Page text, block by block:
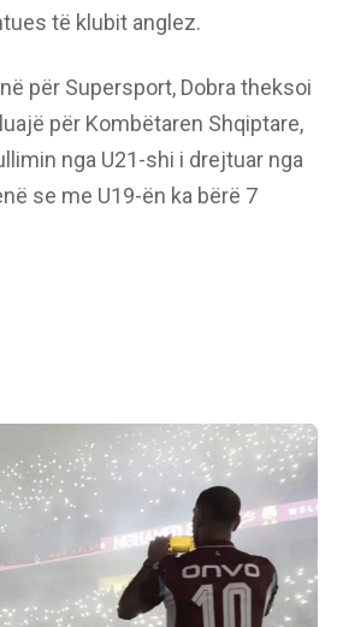
të klubit anglez.
për Supersport, Dobra theksoi
për Kombëtaren Shqiptare,
nga U21-shi i drejtuar nga
se me U19-ën ka bërë 7